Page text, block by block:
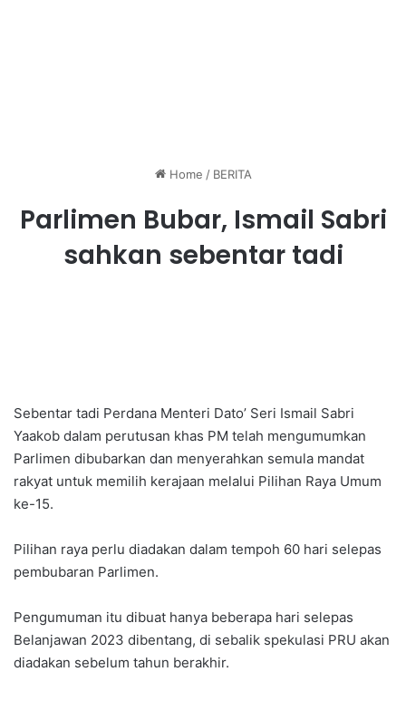
Home / BERITA
Parlimen Bubar, Ismail Sabri
sahkan sebentar tadi
Sebentar tadi Perdana Menteri Dato’ Seri Ismail Sabri
Yaakob dalam perutusan khas PM telah mengumumkan
Parlimen dibubarkan dan menyerahkan semula mandat
rakyat untuk memilih kerajaan melalui Pilihan Raya Umum
ke-15.
Pilihan raya perlu diadakan dalam tempoh 60 hari selepas
pembubaran Parlimen.
Pengumuman itu dibuat hanya beberapa hari selepas
Belanjawan 2023 dibentang, di sebalik spekulasi PRU akan
diadakan sebelum tahun berakhir.